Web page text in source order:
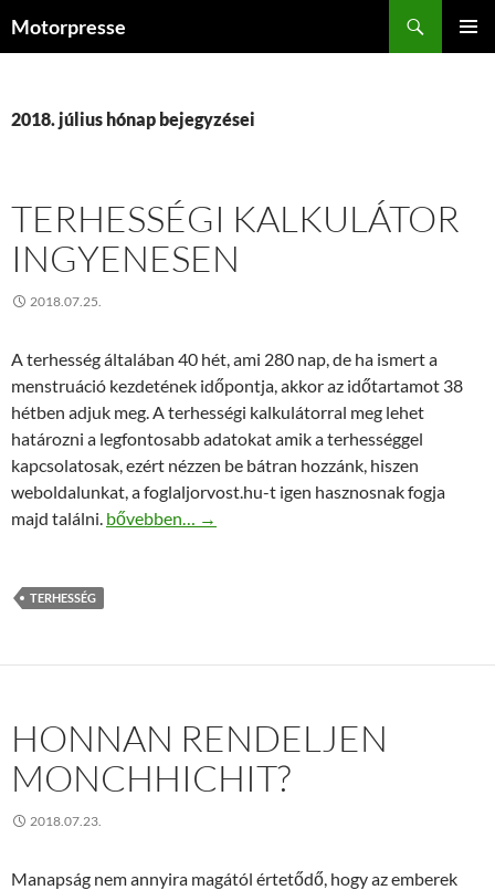
Motorpresse
2018. július hónap bejegyzései
TERHESSÉGI KALKULÁTOR
INGYENESEN
2018.07.25.
A terhesség általában 40 hét, ami 280 nap, de ha ismert a
menstruáció kezdetének időpontja, akkor az időtartamot 38
hétben adjuk meg. A terhességi kalkulátorral meg lehet
határozni a legfontosabb adatokat amik a terhességgel
kapcsolatosak, ezért nézzen be bátran hozzánk, hiszen
weboldalunkat, a foglaljorvost.hu-t igen hasznosnak fogja
majd találni. Terhességi kalkulátor ingyenesen
bővebben… →
TERHESSÉG
HONNAN RENDELJEN
MONCHHICHIT?
2018.07.23.
Manapság nem annyira magától értetődő, hogy az emberek